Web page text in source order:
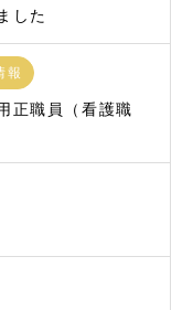
した
報
正職員（看護職